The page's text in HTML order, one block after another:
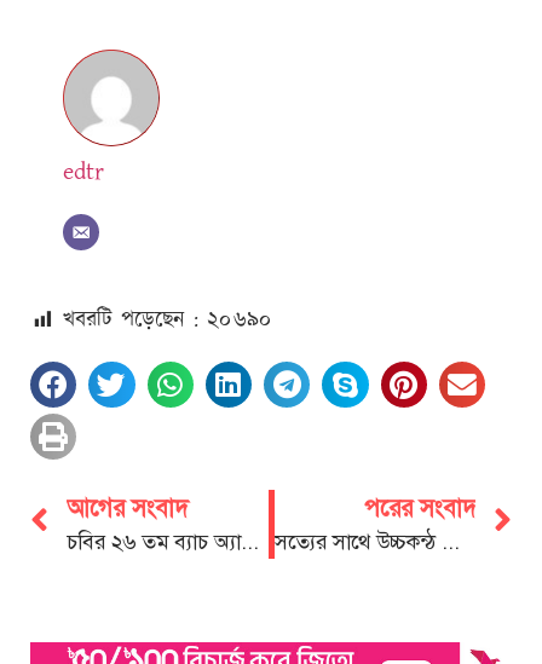
edtr
খবরটি পড়েছেন : ২০৬৯০
আগের সংবাদ
চবির ২৬ তম ব্যাচ অ্যালামনাই অ্যাসোসিয়েশনের নেতৃত্বে মোফাচ্ছেল- রোকনুজ্জামান
পরের সংবাদ
সত্যের সাথে উচ্চকন্ঠ ধারণে মেধাবীদের বিকল্প নেই : আসলাম চৌধুরী